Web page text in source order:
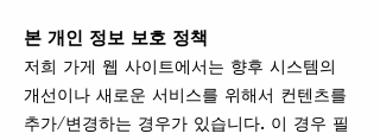
본 개인 정보 보호 정책
저희 가게 웹 사이트에서는 향후 시스템의
개선이나 새로운 서비스를 위해서 컨텐츠를
추가/변경하는 경우가 있습니다. 이 경우 필